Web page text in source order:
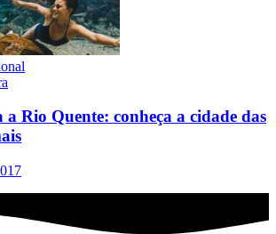
a Rio Quente: conheça a cidade das